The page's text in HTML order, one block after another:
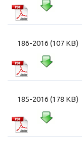
186-2016 (107 KB)
185-2016 (178 KB)